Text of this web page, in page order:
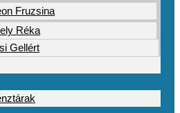
Fruzsina
Réka
Gellért